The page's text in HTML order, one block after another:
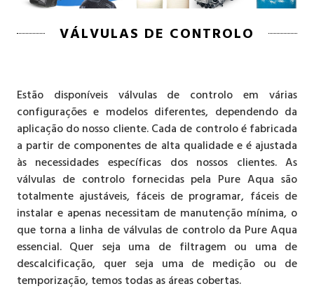
VÁLVULAS DE CONTROLO
Estão disponíveis válvulas de controlo em várias
configurações e modelos diferentes, dependendo da
aplicação do nosso cliente. Cada de controlo é fabricada
a partir de componentes de alta qualidade e é ajustada
às necessidades específicas dos nossos clientes. As
válvulas de controlo fornecidas pela Pure Aqua são
totalmente ajustáveis, fáceis de programar, fáceis de
instalar e apenas necessitam de manutenção mínima, o
que torna a linha de válvulas de controlo da Pure Aqua
essencial. Quer seja uma de filtragem ou uma de
descalcificação, quer seja uma de medição ou de
temporização, temos todas as áreas cobertas.